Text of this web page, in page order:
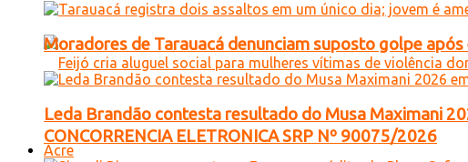
CONCORRENCIA ELETRONICA SRP Nº 90075/2026
Moradores de Tarauacá denunciam suposto golpe
Leda Brandão contesta resultado do Musa Maximani
Acre